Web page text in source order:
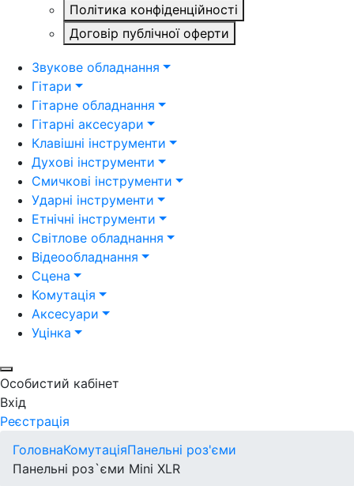
Політика конфіденційності
Договір публічної оферти
Звукове обладнання
Гітари
Гітарне обладнання
Гітарні аксесуари
Клавішні інструменти
Духові інструменти
Смичкові інструменти
Ударні інструменти
Етнічні інструменти
Світлове обладнання
Відеообладнання
Сцена
Комутація
Аксесуари
Уцінка
Особистий кабінет
Вхід
Реєстрація
ГоловнаКомутаціяПанельні роз'єми
Панельні роз`єми Mini XLR